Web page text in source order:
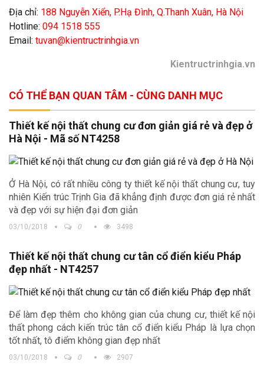
Địa chỉ: 188 Nguyễn Xiển, P.Hạ Đình, Q.Thanh Xuân, Hà Nội
Hotline: 094 1518 555
Email: tuvan@kientructrinhgia.vn
Kientructrinhgia.vn
CÓ THỂ BẠN QUAN TÂM - CÙNG DANH MỤC
Thiết kế nội thất chung cư đơn giản giá rẻ và đẹp ở
Hà Nội - Mã số NT4258
Ở Hà Nội, có rất nhiều công ty thiết kế nội thất chung cư, tuy
nhiên Kiến trúc Trịnh Gia đã khẳng định được đơn giá rẻ nhất
và đẹp với sự hiện đại đơn giản
03/10/2018 0 3498
Thiết kế nội thất chung cư tân cổ điển kiểu Pháp
đẹp nhất - NT4257
Để làm đẹp thêm cho không gian của chung cư, thiết kế nội
thất phong cách kiến trúc tân cổ điển kiểu Pháp là lựa chọn
tốt nhất, tô điểm không gian đẹp nhất
03/10/2018 0 2907